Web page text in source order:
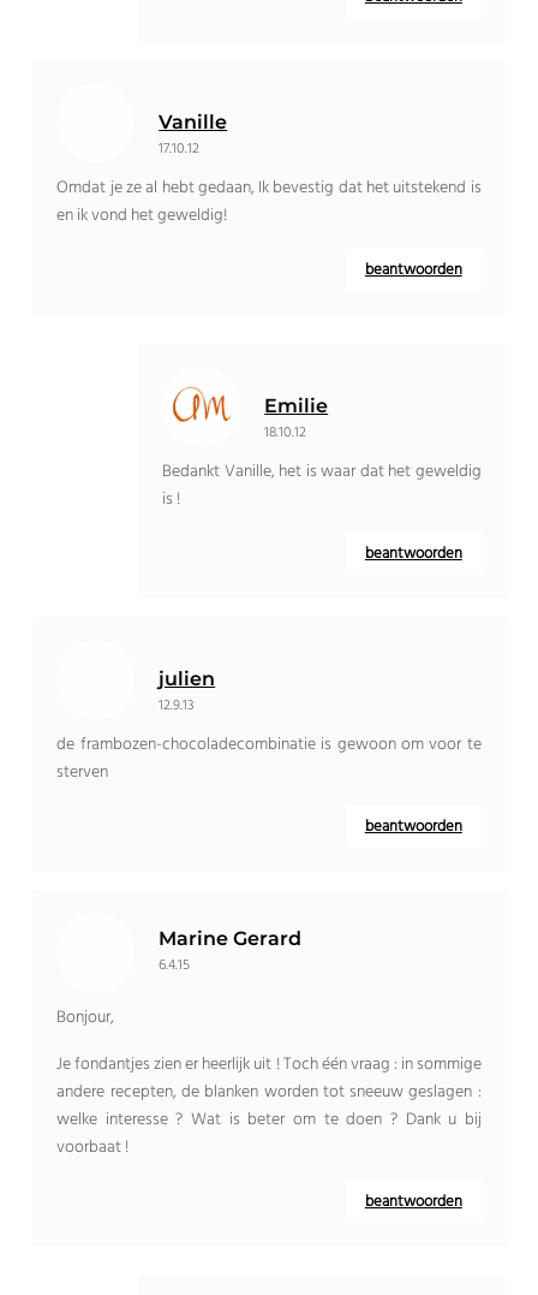
Vanille
17.10.12
Omdat je ze al hebt gedaan, Ik bevestig dat het uitstekend is
en ik vond het geweldig!
beantwoorden
Emilie
18.10.12
Bedankt Vanille, het is waar dat het geweldig
is !
beantwoorden
julien
12.9.13
de frambozen-chocoladecombinatie is gewoon om voor te
sterven
beantwoorden
Marine Gerard
6.4.15
Bonjour,
Je fondantjes zien er heerlijk uit ! Toch één vraag : in sommige
andere recepten, de blanken worden tot sneeuw geslagen :
welke interesse ? Wat is beter om te doen ? Dank u bij
voorbaat !
beantwoorden